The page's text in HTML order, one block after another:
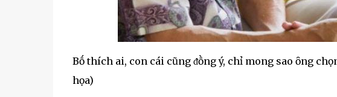
Bṓ thích ai, con cái cũng ᵭṑng ý, chỉ mong sao ȏng
họa)